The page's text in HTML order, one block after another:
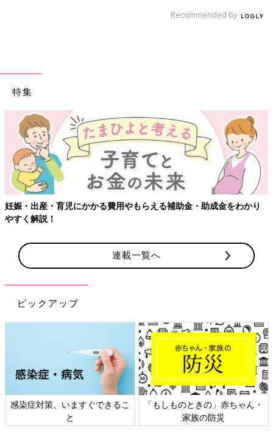
Recommended by
特集
妊娠・出産・育児にかかる費用やもらえる補助金・助成金をわかり
やすく解説！
連載一覧へ
ピックアップ
感染症対策、いますぐできるこ
と
「もしものときの」赤ちゃん・
家族の防災